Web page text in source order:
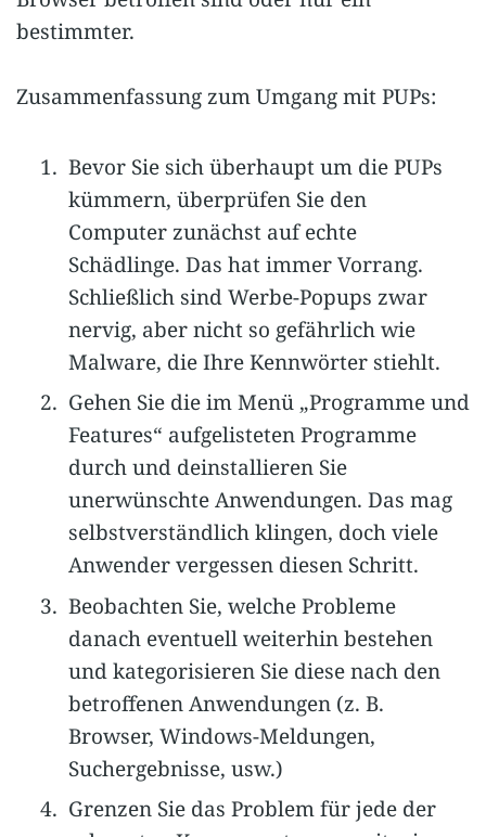
bestimmter.
Zusammenfassung zum Umgang mit PUPs:
Bevor Sie sich überhaupt um die PUPs
kümmern, überprüfen Sie den
Computer zunächst auf echte
Schädlinge. Das hat immer Vorrang.
Schließlich sind Werbe-Popups zwar
nervig, aber nicht so gefährlich wie
Malware, die Ihre Kennwörter stiehlt.
Gehen Sie die im Menü „Programme und
Features“ aufgelisteten Programme
durch und deinstallieren Sie
unerwünschte Anwendungen. Das mag
selbstverständlich klingen, doch viele
Anwender vergessen diesen Schritt.
Beobachten Sie, welche Probleme
danach eventuell weiterhin bestehen
und kategorisieren Sie diese nach den
betroffenen Anwendungen (z. B.
Browser, Windows-Meldungen,
Suchergebnisse, usw.)
Grenzen Sie das Problem für jede der